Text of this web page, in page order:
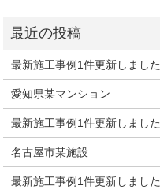
最新施工事例1件更新しました
愛知県某マンション
最新施工事例1件更新しました
名古屋市某施設
最新施工事例1件更新しました